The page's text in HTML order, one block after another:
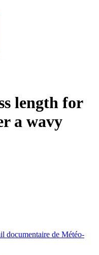
length for
a wavy
documentaire de Météo-